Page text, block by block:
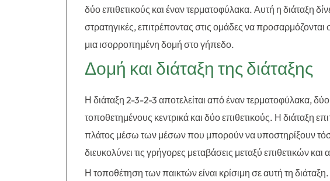
δύο επιθετικούς και έναν τερματοφύλακα. Αυτή η διάταξη
στρατηγικές, επιτρέποντας στις ομάδες να
μια ισορροπημένη δομή στο γήπεδο.
Δομή και διάταξη της διάταξης
Η διάταξη 2-3-2-3 αποτελείται από έναν τερματοφύλακα, δύο
τοποθετημένους κεντρικά και δύο επιθετικούς. Η διάταξη
πλάτος μέσω των μέσων που μπορούν να υποστηρίξουν
διευκολύνει τις γρήγορες μεταβάσεις μεταξύ επιθετικών
Η τοποθέτηση των παικτών είναι κρίσιμη σε αυτή τη